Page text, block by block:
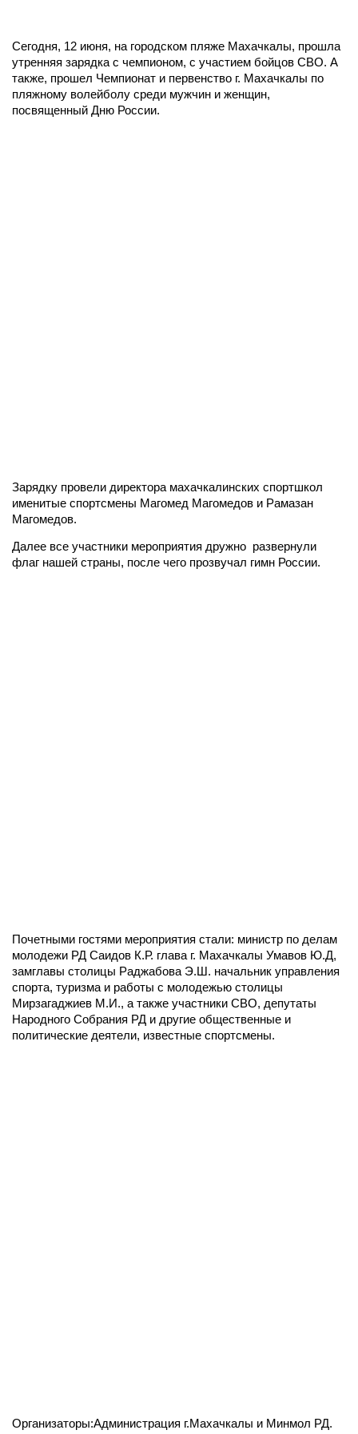
Сегодня, 12 июня, на городском пляже Махачкалы, прошла
утренняя зарядка с чемпионом, с участием бойцов СВО. А
также, прошел Чемпионат и первенство г. Махачкалы по
пляжному волейболу среди мужчин и женщин,
посвященный Дню России.
Зарядку провели директора махачкалинских спортшкол
именитые спортсмены Магомед Магомедов и Рамазан
Магомедов.
Далее все участники мероприятия дружно развернули
флаг нашей страны, после чего прозвучал гимн России.
Почетными гостями мероприятия стали: министр по делам
молодежи РД Саидов К.Р. глава г. Махачкалы Умавов Ю.Д,
замглавы столицы Раджабова Э.Ш. начальник управления
спорта, туризма и работы с молодежью столицы
Мирзагаджиев М.И., а также участники СВО, депутаты
Народного Собрания РД и другие общественные и
политические деятели, известные спортсмены.
Организаторы:Администрация г.Махачкалы и Минмол РД.